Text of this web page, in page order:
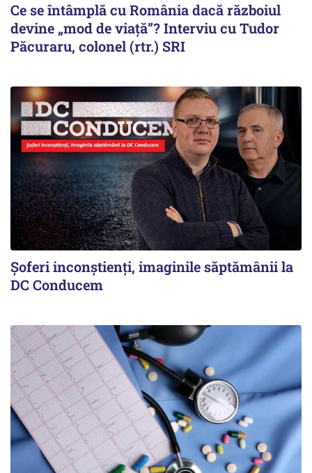
Ce se întâmplă cu România dacă războiul
devine „mod de viață”? Interviu cu Tudor
Păcuraru, colonel (rtr.) SRI
Şoferi inconştienţi, imaginile săptămânii la
DC Conducem